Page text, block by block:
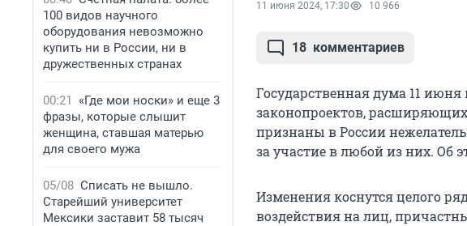
100 видов научного
оборудования невозможно
купить ни в России, ни в
дружественных странах
00:21
«Где мои носки» и еще 3
фразы, которые слышит
женщина, ставшая матерью
для своего мужа
05/08 Списать не вышло.
Старейший университет
Мексики заставит 58 тысяч
11 июня 2024, 17:30 10 966
18 комментариев
Государственная дума 11
законопроектов,
признаны в России
за участие в любой из них. Об
Изменения коснутся целого
воздействия на лиц,